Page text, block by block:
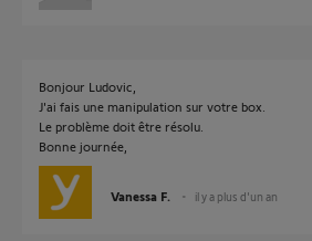
Bonjour Ludovic,
J'ai fais une manipulation sur votre box.
Le problème doit être résolu.
Bonne journée,
Vanessa F. il y a plus d'un an